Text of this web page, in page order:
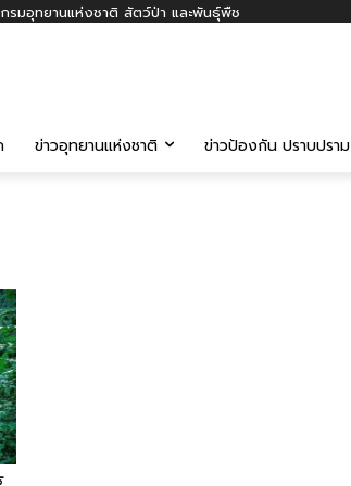
กรมอุทยานแห่งชาติ สัตว์ป่า และพันธุ์พืช
ข่าวอุทยานแห่งชาติ ข่าวป้องกัน ปราบปราม